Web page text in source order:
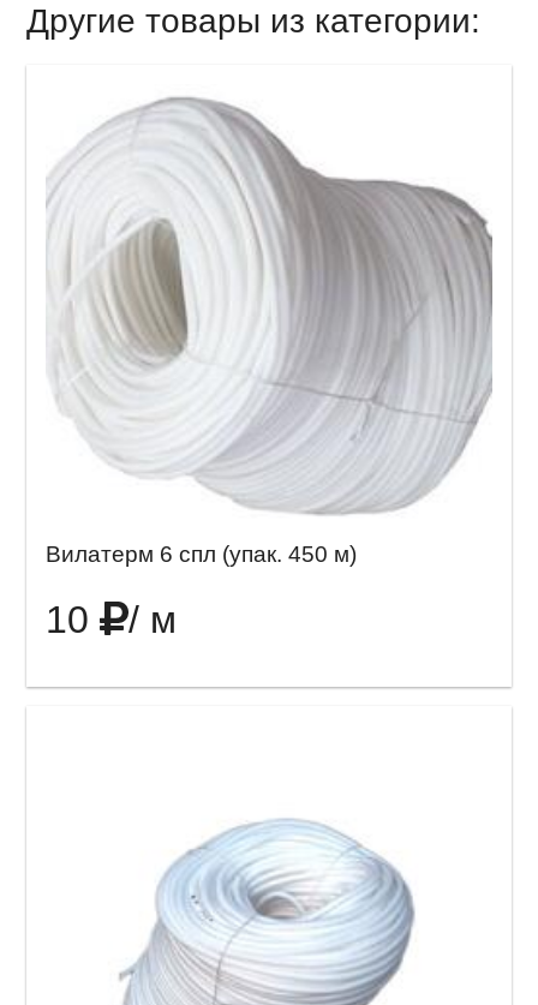
Другие товары из категории:
Вилатерм 6 спл (упак. 450 м)
10 / м